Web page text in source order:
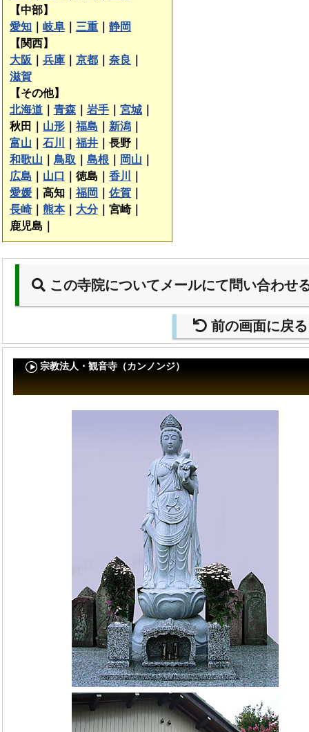
【中部】
愛知
岐阜 三重
静岡
【関西】
大阪
兵庫 京都 奈良
滋賀
【その他】
北海道
青森 岩手 宮城
秋田｜ 山形 福島 新潟
富山
石川 福井
長野｜
和歌山
鳥取 島根 岡山
広島
山口 徳島｜ 香川
愛媛
高知｜ 福岡 佐賀
長崎｜ 熊本｜ 大分｜ 宮崎｜
鹿児島｜
この寺院についてメールにて問い合わせ
前の画面に戻る
宗教法人・観音寺（カンノンジ）